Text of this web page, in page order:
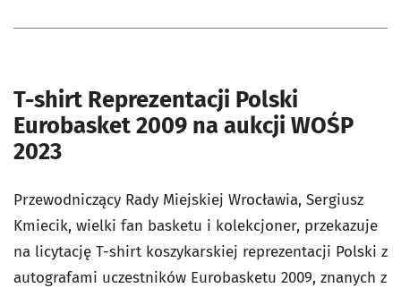
T-shirt Reprezentacji Polski
Eurobasket 2009 na aukcji WOŚP
2023
Przewodniczący Rady Miejskiej Wrocławia, Sergiusz
Kmiecik, wielki fan basketu i kolekcjoner, przekazuje
na licytację T-shirt koszykarskiej reprezentacji Polski z
autografami uczestników Eurobasketu 2009, znanych z